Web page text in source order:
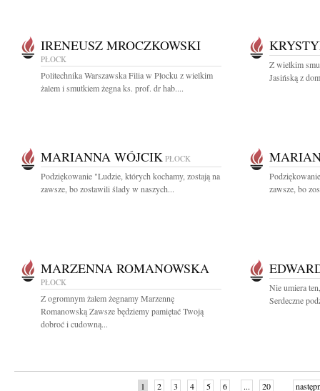
IRENEUSZ MROCZKOWSKI
PŁOCK
Politechnika Warszawska Filia w Płocku z wielkim
żalem i smutkiem żegna ks. prof. dr hab....
Z wielkim
Jasińską z
MARIANNA WÓJCIK PŁOCK
Podziękowanie "Ludzie, których kochamy, zostają na
zawsze, bo zostawili ślady w naszych...
zawsze, bo
MARZENNA ROMANOWSKA
PŁOCK
Z ogromnym żalem żegnamy Marzennę
Romanowską Zawsze będziemy pamiętać Twoją
dobroć i cudowną...
Nie umiera
Serdeczne
1 2 3 4 5 6 ... 20